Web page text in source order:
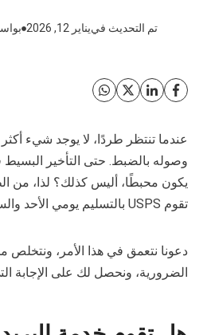
تم التحديث فييناير 12, 2026
عندما تنتظر طردًا، لا يوجد شيء
وصوله بالضبط. حتى التأخير البسيط
يكون محبطًا، أليس كذلك؟ لذا، من
تقوم USPS بالتسليم يومي الأحد والسبت؟
دعونا نتعمق في هذا الأمر، ونتخلص
الضرورية، ونحصل لك على الإجابة